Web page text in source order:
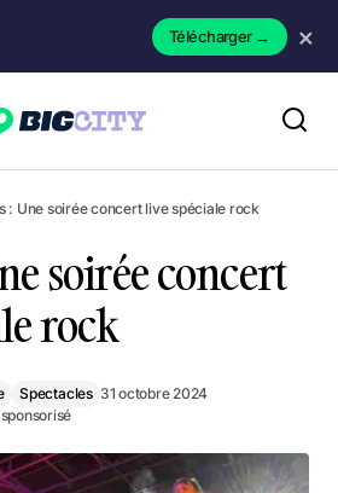
Télécharger→ ×
: Une soirée concert live spéciale rock
soirée concert
rock
Spectacles 31 octobre 2024